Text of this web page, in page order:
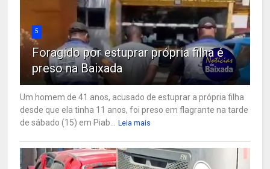
5
Foragido por estuprar própria filha é
preso na Baixada
Um homem de 41 anos, acusado de estuprar a própria filha
desde que ela tinha 11 anos, foi preso em flagrante na tarde
de sábado (15) em Piab... Leia mais